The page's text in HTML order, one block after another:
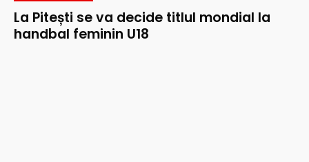
La Pitești se va decide titlul mondial la
handbal feminin U18